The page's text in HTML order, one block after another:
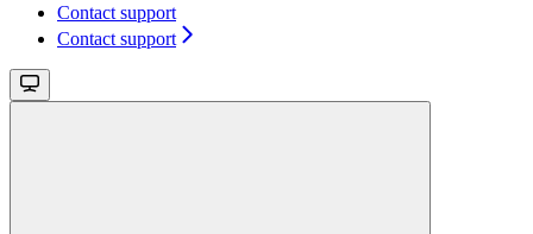
Contact support
Contact support